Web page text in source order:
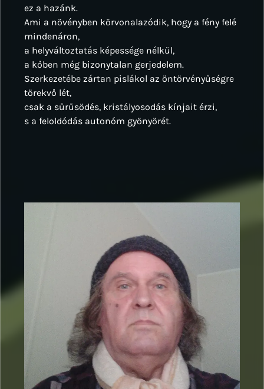
ez a hazánk.
Ami a növényben körvonalazódik, hogy a fény felé
mindenáron,
a helyváltoztatás képessége nélkül,
a kőben még bizonytalan gerjedelem.
Szerkezetébe zártan pislákol az öntörvényűségre
törekvő lét,
csak a sűrűsödés, kristályosodás kínjait érzi,
s a feloldódás autonóm gyönyörét.